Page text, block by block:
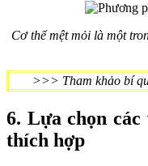
Cơ thể mệt mỏi là một
>>> Tham khảo bí
6. Lựa chọn
thích hợp